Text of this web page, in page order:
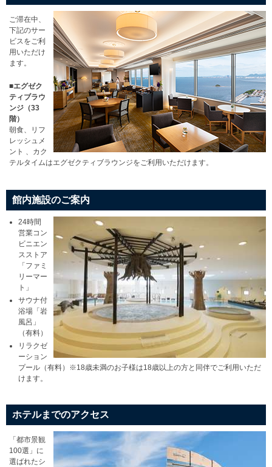
ご滞在中、
下記のサー
ビスをご利
用いただけ
ます。
■エグゼク
ティブラウ
ンジ（33
階）
朝食、リフ
レッシュメ
ント 、カク
テルタイムはエグゼクティブラウンジをご利用いただけます。
館内施設のご案内
24時間
営業コン
ビニエン
スストア
「ファミ
リーマー
ト」
サウナ付
浴場「岩
風呂」
（有料）
リラクゼ
ーション
プール（有料）※18歳未満のお子様は18歳以上の方と同伴でご利用いただ
けます。
ホテルまでのアクセス
「都市景観
100選」に
選ばれたシ